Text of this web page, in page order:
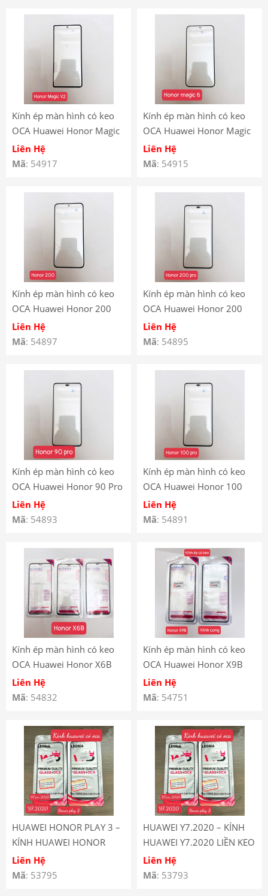
Kính ép màn hình có keo
OCA Huawei Honor Magic
V2
Liên Hệ
Mã: 54917
Kính ép màn hình có keo
OCA Huawei Honor Magic
6Liên Hệ
Mã: 54915
Kính ép màn hình có keo
OCA Huawei Honor 200
Liên Hệ
Mã: 54897
Kính ép màn hình có keo
OCA Huawei Honor 200
Pro
Liên Hệ
Mã: 54895
Kính ép màn hình có keo
OCA Huawei Honor 90 Pro
Liên Hệ
Mã: 54893
Kính ép màn hình có keo
OCA Huawei Honor 100
Pro
Liên Hệ
Mã: 54891
Kính ép màn hình có keo
OCA Huawei Honor X6B
Liên Hệ
Mã: 54832
Kính ép màn hình có keo
OCA Huawei Honor X9B
Liên Hệ
Mã: 54751
HUAWEI HONOR PLAY 3 –
KÍNH HUAWEI HONOR
PLAY 3 LIỀN KEO OCA –
KÍNH ÉP MÀN HÌNH
Liên Hệ
Mã: 53795
HUAWEI Y7.2020 – KÍNH
HUAWEI Y7.2020 LIỀN KEO
OCA – KÍNH ÉP MÀN HÌNH
HUAWEI Y7 PRO 2020 CÓ
Liên Hệ
Mã: 53793